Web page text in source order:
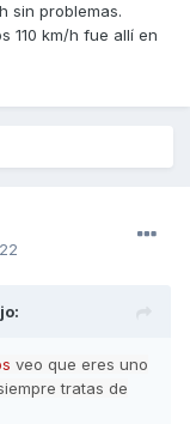
sin problemas.
110 km/h fue allí en
veo que eres uno
tratas de